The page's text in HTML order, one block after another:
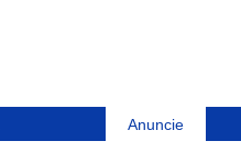
Anuncie